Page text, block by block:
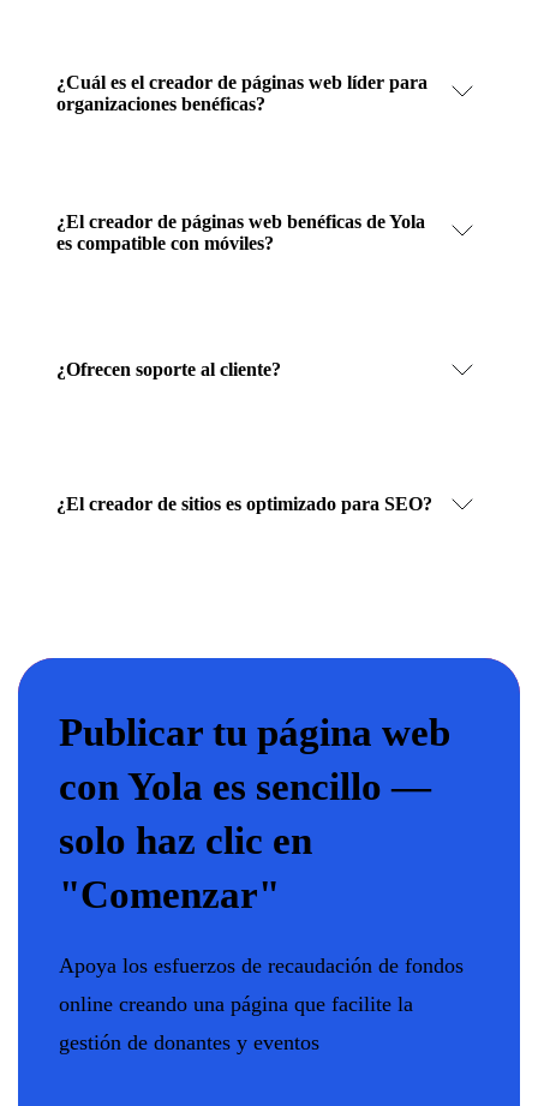
¿Cuál es el creador de páginas web líder para
organizaciones benéficas?
¿El creador de páginas web benéficas de Yola
es compatible con móviles?
¿Ofrecen soporte al cliente?
¿El creador de sitios es optimizado para SEO?
Publicar tu página web
con Yola es sencillo —
solo haz clic en
"Comenzar"
Apoya los esfuerzos de recaudación de fondos
online creando una página que facilite la
gestión de donantes y eventos